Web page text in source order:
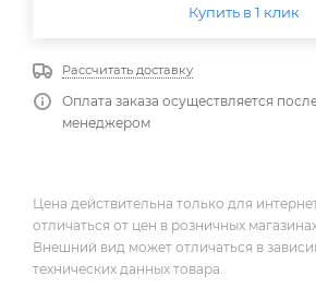
Купить в 1 клик
Рассчитать доставку
Оплата заказа осуществляется
менеджером
Цена действительна только для
отличаться от цен в розничных
Внешний вид может отличаться в
технических данных товара.